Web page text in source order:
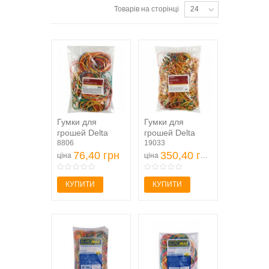
Товарів на сторінці 24
Гумки для
грошей Delta
D4621, 200 г,
кольорові
8806
ціна 76,40 грн
КУПИТИ
Гумки для
грошей Delta
D4623, 1000 г,
кольорові
19033
ціна 350,40 грн
КУПИТИ